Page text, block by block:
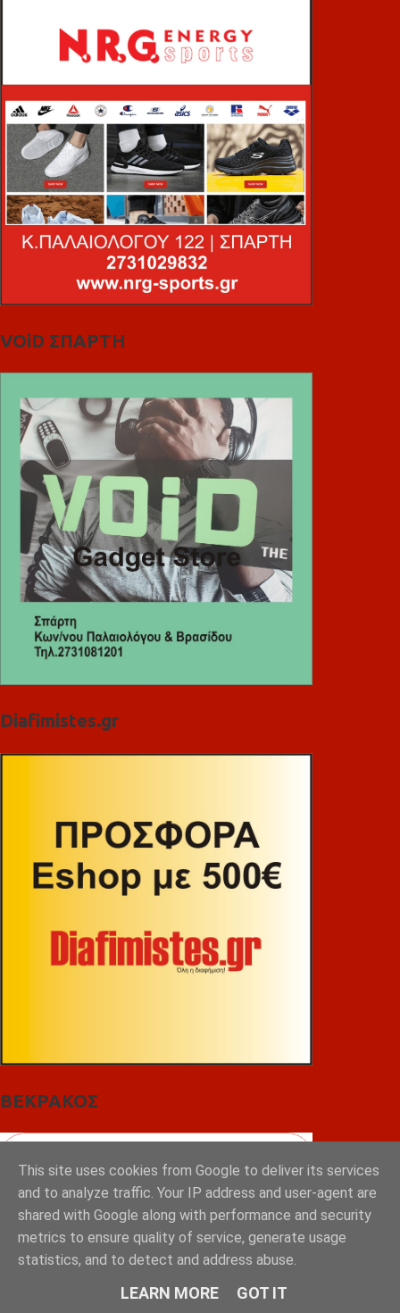
VOiD ΣΠΑΡΤΗ
Diafimistes.gr
ΒΕΚΡΑΚΟΣ
This site uses cookies from Google to deliver its services
and to analyze traffic. Your IP address and user-agent are
shared with Google along with performance and security
metrics to ensure quality of service, generate usage
statistics, and to detect and address abuse.
LEARN MORE GOT IT